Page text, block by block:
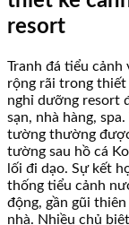
resort
Tranh đá tiểu
rộng rãi trong
nghỉ dưỡng resort
sạn, nhà hàng,
tường thường
tường sau hồ cá
lối đi dạo. Sự kết
thống tiểu cảnh
động, gần gũi
nhà. Nhiều chủ